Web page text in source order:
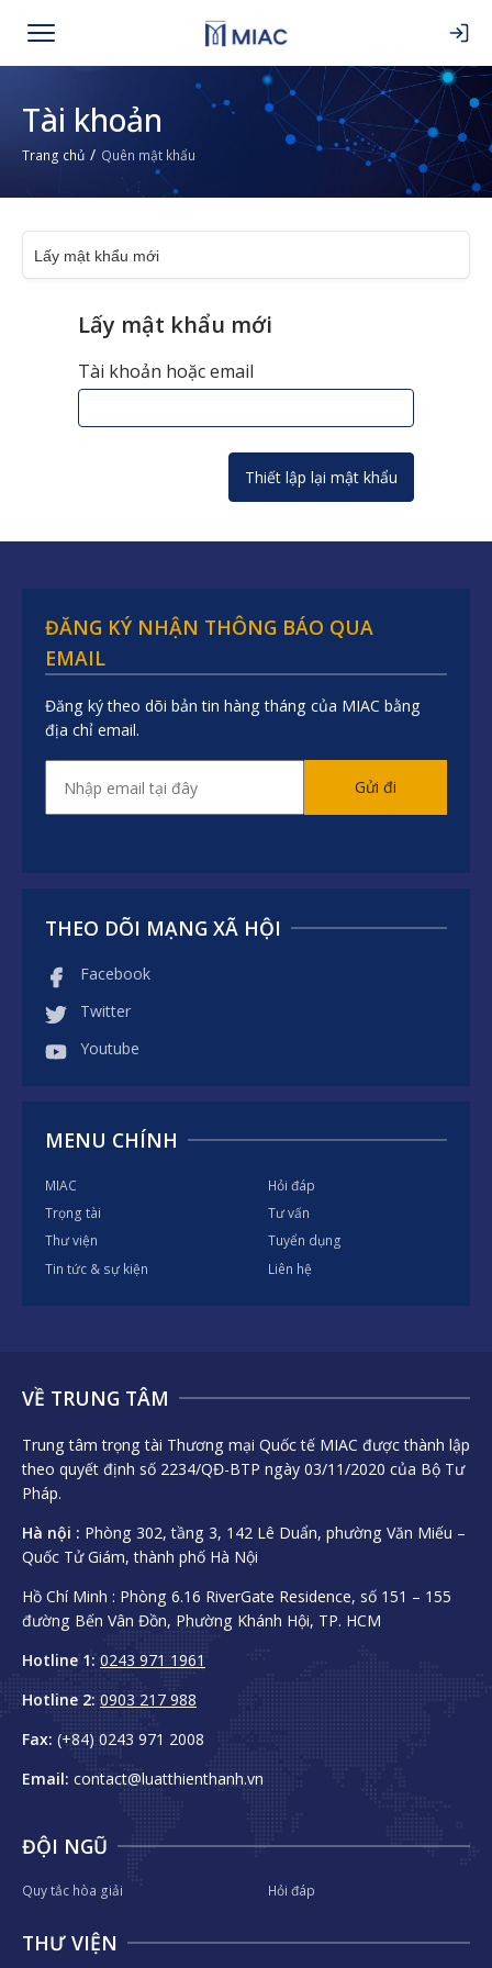
Tài khoản
Trang chủ / Quên mật khẩu
Lấy mật khẩu mới
Tài khoản hoặc email
ĐĂNG KÝ NHẬN THÔNG BÁO QUA
EMAIL
Đăng ký theo dõi bản tin hàng tháng của MIAC bằng
địa chỉ email.
THEO DÕI MẠNG XÃ HỘI
Facebook
Twitter
Youtube
MENU CHÍNH
MIAC
Trọng tài
Thư viện
Tin tức & sự kiện
Hỏi đáp
Tư vấn
Tuyển dụng
Liên hệ
VỀ TRUNG TÂM
Trung tâm trọng tài Thương mại Quốc tế MIAC được thành lập
theo quyết định số 2234/QĐ-BTP ngày 03/11/2020 của Bộ Tư
Pháp.
Hà nội : Phòng 302, tầng 3, 142 Lê Duẩn, phường Văn Miếu –
Quốc Tử Giám, thành phố Hà Nội
Hồ Chí Minh : Phòng 6.16 RiverGate Residence, số 151 – 155
đường Bến Vân Đồn, Phường Khánh Hội, TP. HCM
Hotline 1: 0243 971 1961
Hotline 2: 0903 217 988
Fax: (+84) 0243 971 2008
Email: contact@luatthienthanh.vn
ĐỘI NGŨ
Quy tắc hòa giải Hỏi đáp
THƯ VIỆN